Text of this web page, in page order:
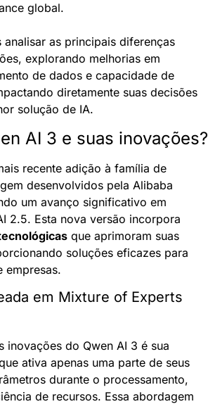
global.
analisar as principais diferenças
explorando melhorias em
de dados e capacidade de
diretamente suas decisões
solução de IA.
AI 3 e suas inovações?
recente adição à família de
desenvolvidos pela Alibaba
um avanço significativo em
2.5. Esta nova versão incorpora
que aprimoram suas
soluções eficazes para
empresas.
em Mixture of Experts
ativa apenas uma parte de seus
durante o processamento,
de recursos. Essa abordagem